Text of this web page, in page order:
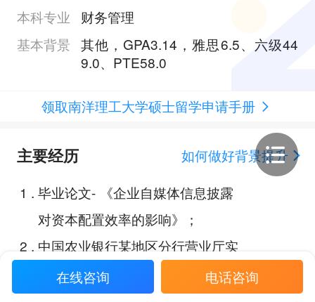
本科专业
财务管理
基本背景 其他，GPA3.14，雅思6.5、六级44
9.0、PTE58.0
领取南洋理工大学硕士留学申请手册
主要经历
如何做好背景提升
1 . 毕业论文- 《企业自媒体信息披露
对资本配置效率的影响》；
2 . 中国农业银行某地区分行营业厅实
习生；
在线咨询 电话咨询